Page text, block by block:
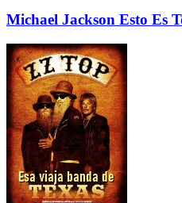
Michael Jackson Esto Es